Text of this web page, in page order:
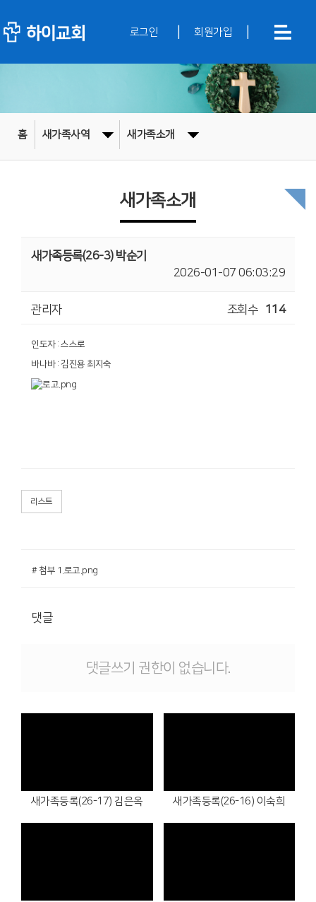
로그인 회원가입
홈 새가족사역 새가족소개
새가족소개
새가족등록(26-3) 박순기
2026-01-07 06:03:29
관리자 조회수 114
인도자 : 스스로
바나바 : 김진용 최지숙
리스트
# 첨부 1.로고.png
댓글
댓글쓰기 권한이 없습니다.
새가족등록(26-17) 김은옥 새가족등록(26-16) 이숙희